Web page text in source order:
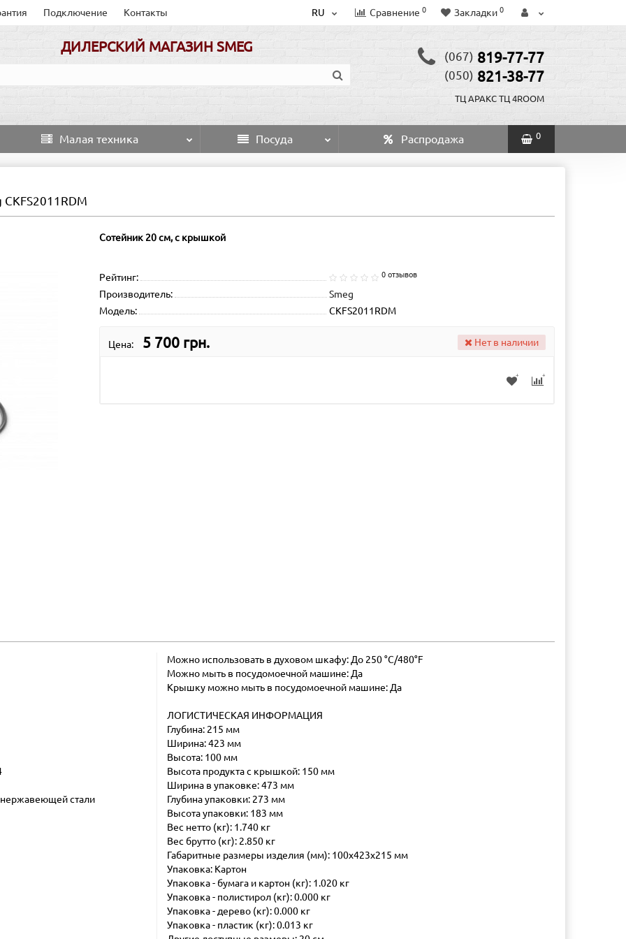
Подключение Контакты RU Сравнение 0 Закладки 0
ДИЛЕРСКИЙ МАГАЗИН SMEG
(067) 819-77-77
(050) 821-38-77
ТЦ АРАКС ТЦ 4ROOM
Малая техника Посуда Распродажа 0
Сотейник 20 см, с крышкой
Рейтинг: 0 отзывов
Производитель:
Smeg
Модель:
CKFS2011RDM
Цена: 5 700 грн. Нет в наличии
стали
Можно использовать в духовом шкафу: До 250 °C/480°F
Можно мыть в посудомоечной машине: Да
Крышку можно мыть в посудомоечной машине: Да
ЛОГИСТИЧЕСКАЯ ИНФОРМАЦИЯ
Глубина: 215 мм
Ширина: 423 мм
Высота: 100 мм
Высота продукта с крышкой: 150 мм
Ширина в упаковке: 473 мм
Глубина упаковки: 273 мм
Высота упаковки: 183 мм
Вес нетто (кг): 1.740 кг
Вес брутто (кг): 2.850 кг
Габаритные размеры изделия (мм): 100x423x215 мм
Упаковка: Картон
Упаковка - бумага и картон (кг): 1.020 кг
Упаковка - полистирол (кг): 0.000 кг
Упаковка - дерево (кг): 0.000 кг
Упаковка - пластик (кг): 0.013 кг